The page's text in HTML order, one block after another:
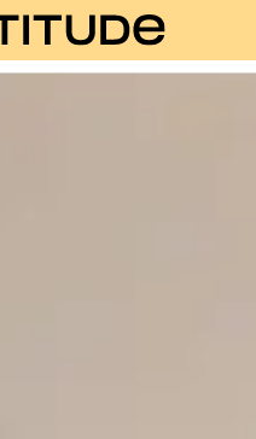
Equipaggiamento